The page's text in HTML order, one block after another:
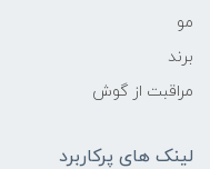
مو
برند
مراقبت از گوش
لینک های پرکاربرد